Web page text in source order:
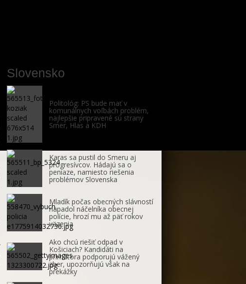
Slovensko
Politológ: PS bude mať v
komunálnych voľbách problém,
najlepšie pripravené sú strany
Smer, Hlas a KDH
Karas sa pustil do Smeru aj
progresívcov. Hádajú sa o
peniaze, namiesto riešenia
problémov Slovenska
Mladík počas obecných slávností
napadol náčelníka obecnej
polície, hrozí mu až päť rokov
väzenia
Ako chcú riešiť odpad v
Košiciach? Kandidáti na
primátora podporujú vážený
zber, upozorňujú však na
prekážky